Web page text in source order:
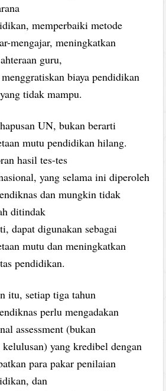
memperbaiki metode
mengajar, meningkatkan
guru,
menggratiskan biaya pendidikan
tidak mampu.
UN, bukan berarti
mutu pendidikan hilang.
hasil tes-tes
yang selama ini diperoleh
dan mungkin tidak
ditindak
dapat digunakan sebagai
mutu dan meningkatkan
pendidikan.
itu, setiap tiga tahun
perlu mengadakan
assessment (bukan
yang kredibel dengan
para pakar penilaian
dan